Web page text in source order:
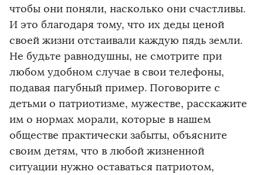
чтобы они поняли, насколько они счастливы.
И это благодаря тому, что их деды ценой
своей жизни отстаивали каждую пядь земли.
Не будьте равнодушны, не смотрите при
любом удобном случае в свои телефоны,
подавая пагубный пример. Поговорите с
детьми о патриотизме, мужестве, расскажите
им о нормах морали, которые в нашем
обществе практически забыты, объясните
своим детям, что в любой жизненной
ситуации нужно оставаться патриотом,